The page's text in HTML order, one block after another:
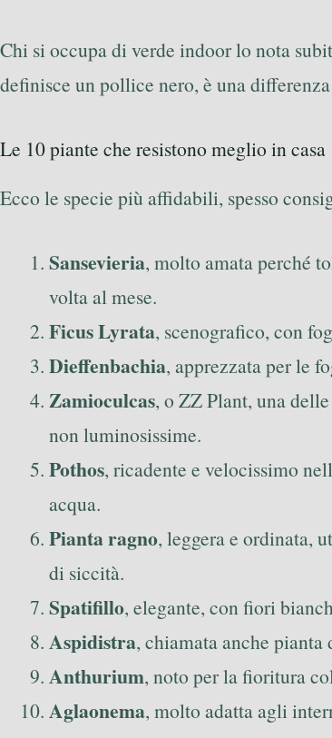
Chi si occupa di verde indoor lo nota
definisce un pollice nero, è una
Le 10 piante che resistono meglio in casa
Ecco le specie più affidabili, spesso
Sansevieria, molto amata perché
volta al mese.
Ficus Lyrata, scenografico, con
Dieffenbachia, apprezzata per le
Zamioculcas, o ZZ Plant, una
non luminosissime.
Pothos, ricadente e velocissimo
acqua.
Pianta ragno, leggera e ordinata,
di siccità.
Spatifillo, elegante, con fiori
Aspidistra, chiamata anche
Anthurium, noto per la fioritura
Aglaonema, molto adatta agli